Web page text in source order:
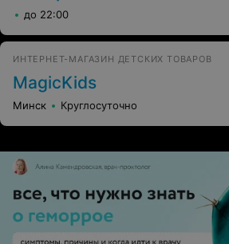
до 22:00
ИНТЕРНЕТ-МАГАЗИН ДЕТСКИХ ТОВАРОВ
MagicKids
Минск Круглосуточно